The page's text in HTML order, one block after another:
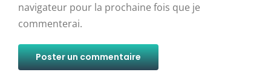
navigateur pour la prochaine fois que je
commenterai.